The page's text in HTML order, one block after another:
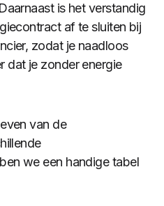
is het verstandig
af te sluiten bij
zodat je naadloos
dat je zonder energie
van de
we een handige tabel